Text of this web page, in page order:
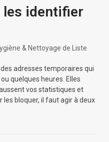
les identifier
& Nettoyage de Liste
adresses temporaires qui
quelques heures. Elles
vos statistiques et
bloquer, il faut agir à deux